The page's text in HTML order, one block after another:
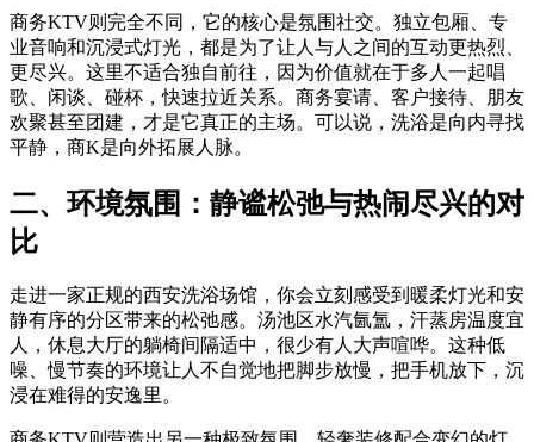
商务KTV则完全不同，它的核心是氛围社交。独立包厢、专
业音响和沉浸式灯光，都是为了让人与人之间的互动更热烈、
更尽兴。这里不适合独自前往，因为价值就在于多人一起唱
歌、闲谈、碰杯，快速拉近关系。商务宴请、客户接待、朋友
欢聚甚至团建，才是它真正的主场。可以说，洗浴是向内寻找
平静，商K是向外拓展人脉。
二、环境氛围：静谧松弛与热闹尽兴的对
比
走进一家正规的西安洗浴场馆，你会立刻感受到暖柔灯光和安
静有序的分区带来的松弛感。汤池区水汽氤氲，汗蒸房温度宜
人，休息大厅的躺椅间隔适中，很少有人大声喧哗。这种低
噪、慢节奏的环境让人不自觉地把脚步放慢，把手机放下，沉
浸在难得的安逸里。